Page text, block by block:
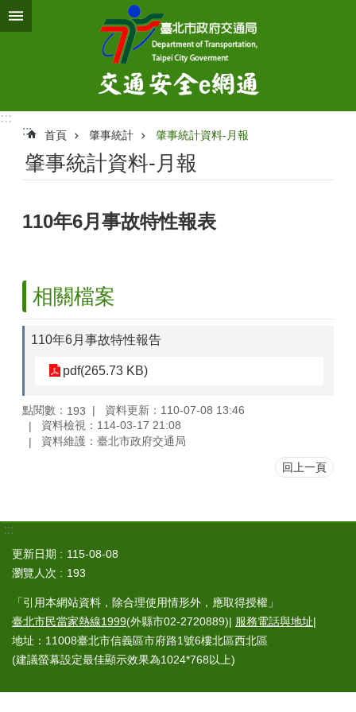
跳到主要內容區塊
:::
:::
首頁 肇事統計 肇事統計資料-月報
肇事統計資料-月報
110年6月事故特性報表
相關檔案
110年6月事故特性報告
pdf(265.73 KB)
點閱數： 193
資料更新：110-07-08 13:46
資料檢視：114-03-17 21:08
資料維護：臺北市政府交通局
回上一頁
:::
更新日期
115-08-08
瀏覽人次
193
「引用本網站資料，除合理使用情形外，應取得授權」
臺北市民當家熱線1999(外縣市02-2720889)| 服務電話與地址|
地址：11008臺北市信義區市府路1號6樓北區西北區
(建議螢幕設定最佳顯示效果為1024*768以上)